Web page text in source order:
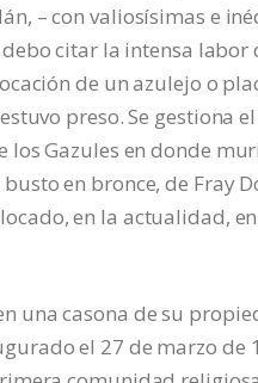
– con valiosísimas e
citar la intensa
de un azulejo o
preso. Se
Gazules en donde
en bronce, de Fray
en la actualidad,
una casona de su
el 27 de marzo de